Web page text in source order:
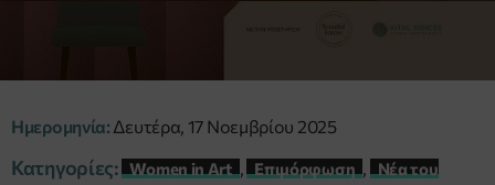
Ημερομηνία: Δευτέρα, 17 Νοεμβρίου 2025
Κατηγορίες: Women in Art , Επιμόρφωση ,
Νέα του